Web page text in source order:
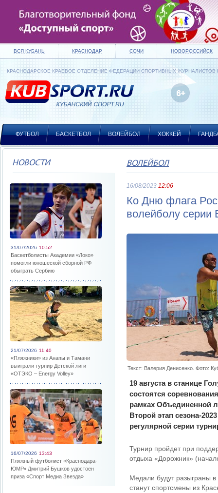
ВСЯ КУБАНЬ КРАСНОДАР СОЧИ НОВОРОССИЙСК
КРАСНОДАРСКОЕ КРАЕВОЕ ОТДЕЛЕНИЕ ФЕДЕРАЦИИ СПОРТИВНЫХ ЖУРНАЛИСТОВ
ФУТБОЛ БАСКЕТБОЛ ВОЛЕЙБОЛ ХОККЕЙ
НОВОСТИ
31/07/2026 10:52
Баскетболисты Академии «Локо»
помогли юношеской сборной РФ
обыграть Сербию
21/07/2026 11:40
«Пляжники» из Анапы и Тамани
выиграли турнир Детской лиги
«ОТЭКО – Energy Volley»
16/07/2026 13:43
Пляжный футболист «Краснодара-
ЮМР» Дмитрий Бушков удостоен
приза «Спорт Медиа Звезда»
ВОЛЕЙБОЛ
16/08/2023 12:06
Ко Дню флага
волейболу серии
Текст: Валерия Денисенко. Фото:
19 августа в станице
состоятся
рамках Объединенной
Второй этап сезона-
регулярной серии
Турнир пройдет при
отдыха «Дорожник»
Медали будут разыграны
станут спортсмены из